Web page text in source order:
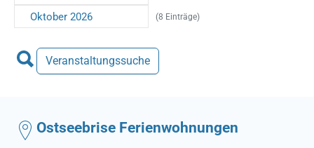
Oktober 2026 (8 Einträge)
Veranstaltungssuche
Ostseebrise Ferienwohnungen